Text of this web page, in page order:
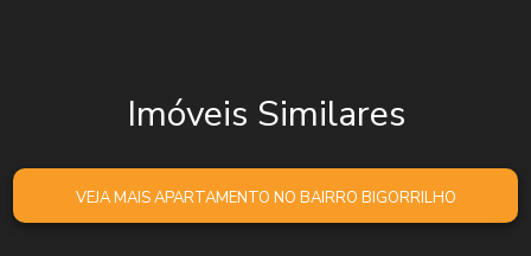
Imóveis Similares
VEJA MAIS APARTAMENTO NO BAIRRO BIGORRILHO